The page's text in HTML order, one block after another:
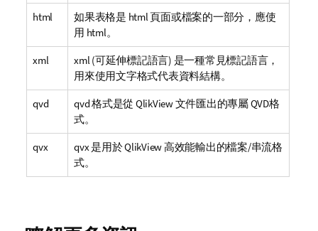
html 如果表格是 html頁面或檔案的一部分，應使
用 html。
xml xml(可延伸標記語言) 是一種常見標記語言，
用來使用文字格式代表資料結構。
qvd qvd格式是從 QlikView文件匯出的專屬QVD格
式。
qvx qvx是用於QlikView高效能輸出的檔案/串流格
式。